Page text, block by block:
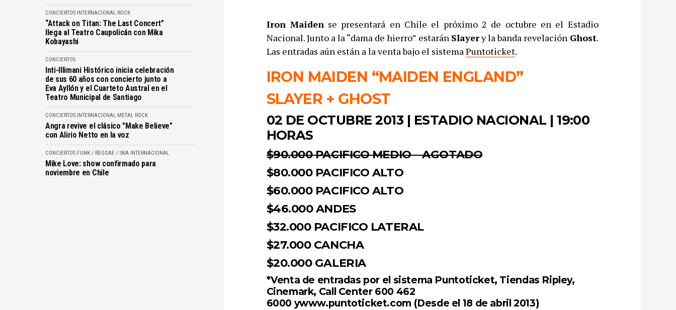
CONCIERTOS INTERNACIONAL ROCK
“Attack on Titan: The Last Concert”
llega al Teatro Caupolicán con Mika
Kobayashi
CONCIERTOS
Inti-Illimani Histórico inicia celebración
de sus 60 años con concierto junto a
Eva Ayllón y el Cuarteto Austral en el
Teatro Municipal de Santiago
CONCIERTOS INTERNACIONAL METAL ROCK
Angra revive el clásico "Make Believe"
con Alirio Netto en la voz
CONCIERTOS FUNK / REGGAE / SKA INTERNACIONAL
Mike Love: show confirmado para
noviembre en Chile
Iron Maidense presentará en Chile el próximo 2 de octubre en el Estadio
Nacional. Junto a la “dama de hierro” estarán Slayery la banda revelación Ghost.
Las entradas aún están a la venta bajo el sistemaPuntoticket.
IRON MAIDEN “MAIDEN ENGLAND”
SLAYER + GHOST
02 DE OCTUBRE 2013 | ESTADIO NACIONAL | 19:00
HORAS
$90.000 PACIFICO MEDIO – AGOTADO
$80.000 PACIFICO ALTO
$60.000 PACIFICO ALTO
$46.000 ANDES
$32.000 PACIFICO LATERAL
$27.000 CANCHA
$20.000 GALERIA
*Venta de entradas por el sistema Puntoticket, Tiendas Ripley,
Cinemark, Call Center 600 462
6000 ywww.puntoticket.com (Desde el 18 de abril 2013)